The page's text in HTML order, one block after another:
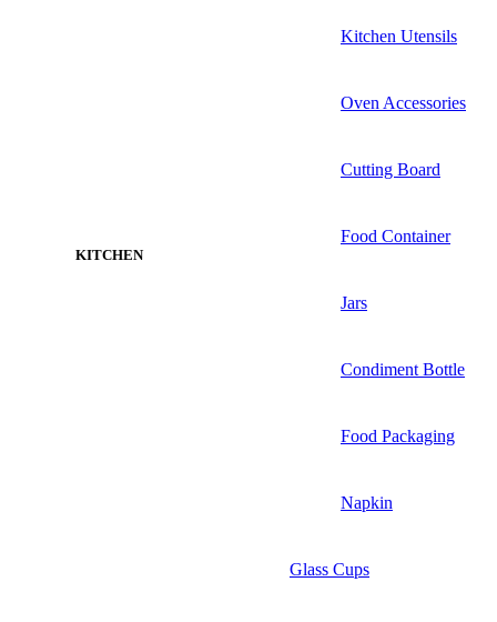
KITCHEN
Kitchen Utensils
Oven Accessories
Cutting Board
Food Container
Jars
Condiment Bottle
Food Packaging
Napkin
Glass Cups